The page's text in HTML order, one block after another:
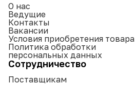
О нас
Ведущие
Контакты
Вакансии
Условия приобретения товара
Политика обработки
персональных данных
Сотрудничество
Поставщикам